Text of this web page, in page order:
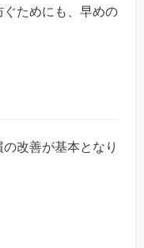
ためにも、早めの
改善が基本となり